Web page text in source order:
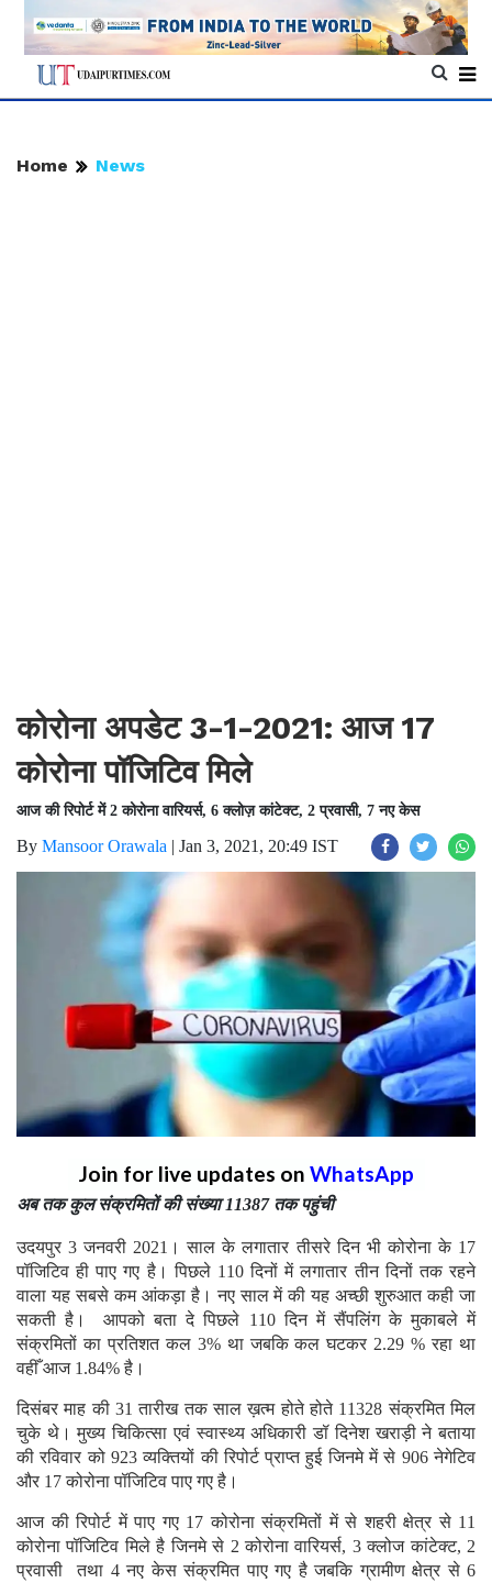
Home News
कोरोना अपडेट 3-1-2021: आज 17
कोरोना पॉजिटिव मिले
आज की रिपोर्ट में 2 कोरोना वारियर्स, 6 क्लोज़ कांटेक्ट, 2 प्रवासी, 7 नए केस
By Mansoor Orawala | Jan 3, 2021, 20:49 IST
Join for live updates on WhatsApp
अब तक कुल संक्रमितों की संख्या 11387 तक पहुंची
उदयपुर 3 जनवरी 2021। साल के लगातार तीसरे दिन भी कोरोना के 17
पॉजिटिव ही पाए गए है। पिछले 110 दिनों में लगातार तीन दिनों तक रहने
वाला यह सबसे कम आंकड़ा है। नए साल में की यह अच्छी शुरुआत कही जा
सकती है। आपको बता दे पिछले 110 दिन में सैंपलिंग के मुकाबले में
संक्रमितों का प्रतिशत कल 3% था जबकि कल घटकर 2.29 % रहा था
वहीँ आज 1.84% है।
दिसंबर माह की 31 तारीख तक साल ख़त्म होते होते 11328 संक्रमित मिल
चुके थे। मुख्य चिकित्सा एवं स्वास्थ्य अधिकारी डॉ दिनेश खराड़ी ने बताया
की रविवार को 923 व्यक्तियों की रिपोर्ट प्राप्त हुई जिनमे में से 906 नेगेटिव
और 17 कोरोना पॉजिटिव पाए गए है।
आज की रिपोर्ट में पाए गए 17 कोरोना संक्रमितों में से शहरी क्षेत्र से 11
कोरोना पॉजिटिव मिले है जिनमे से 2 कोरोना वारियर्स, 3 क्लोज कांटेक्ट, 2
प्रवासी तथा 4 नए केस संक्रमित पाए गए है जबकि ग्रामीण क्षेत्र से 6